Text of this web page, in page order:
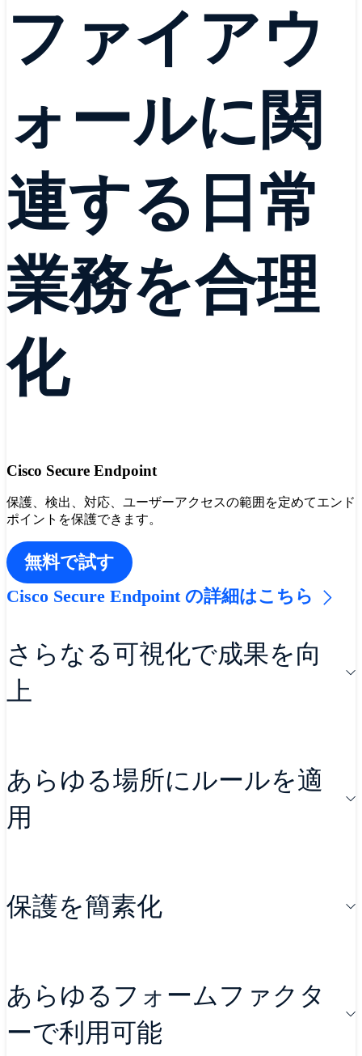
ファイアウ
ォールに関
連する日常
業務を合理
化
Cisco Secure Endpoint
保護、検出、対応、ユーザーアクセスの範囲を定めてエンド
ポイントを保護できます。
無料で試す
Cisco Secure Endpoint の詳細はこちら
さらなる可視化で成果を向
上
簡単に画面を切り替えて、数百のフ
ァイアウォールを管理したり、アプ
リケーションを制御したり、侵入の
したりできます。
あらゆる場所にルールを適
用
1 つのポリシーを作成してネットワ
保護を簡素化
ファイアウォール、アプリケーショ
ン、侵入防御、ファイル保護、マル
ウェア防御の一元的な管理と制御が
あらゆるフォームファクタ
ーで利用可能